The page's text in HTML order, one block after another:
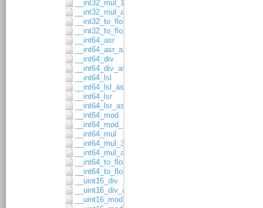
__int32_mul_16x16
__int32_mul_asgn
__int32_to_float32
__int32_to_float64
__int64_asr
__int64_asr_asgn
__int64_div
__int64_div_asgn
__int64_lsl
__int64_lsl_asgn
__int64_lsr
__int64_lsr_asgn
__int64_mod
__int64_mod_asgn
__int64_mul
__int64_mul_32x32
__int64_mul_asgn
__int64_to_float32
__int64_to_float64
__uint16_div
__uint16_div_asgn
__uint16_mod